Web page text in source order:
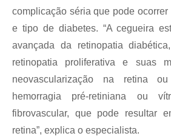
complicação séria que pode
e tipo de diabetes. “A cegueira
avançada da retinopatia
retinopatia proliferativa e suas
neovascularização na retina
hemorragia pré-retiniana ou
fibrovascular, que pode resultar
retina”, explica o especialista.